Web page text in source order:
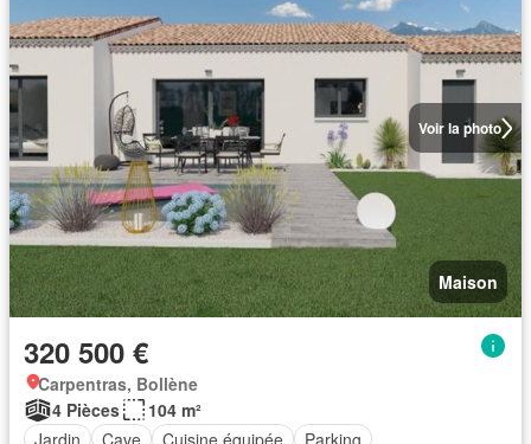
Voir la photo
Maison
320 500 €
Carpentras, Bollène
4 Pièces
104 m²
Jardin
Cave Cuisine équipée Parking